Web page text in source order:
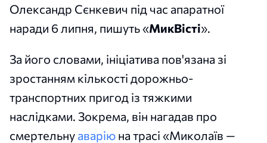
Олександр Сєнкевич під час апаратної
наради 6 липня, пишуть «МикВісті».
За його словами, ініціатива пов'язана зі
зростанням кількості дорожньо-
транспортних пригод із тяжкими
наслідками. Зокрема, він нагадав про
смертельну аварію на трасі «Миколаїв —